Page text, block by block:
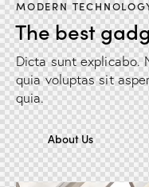
MODERN
The best
Dicta sunt explicabo.
quia voluptas sit
quia.
About Us